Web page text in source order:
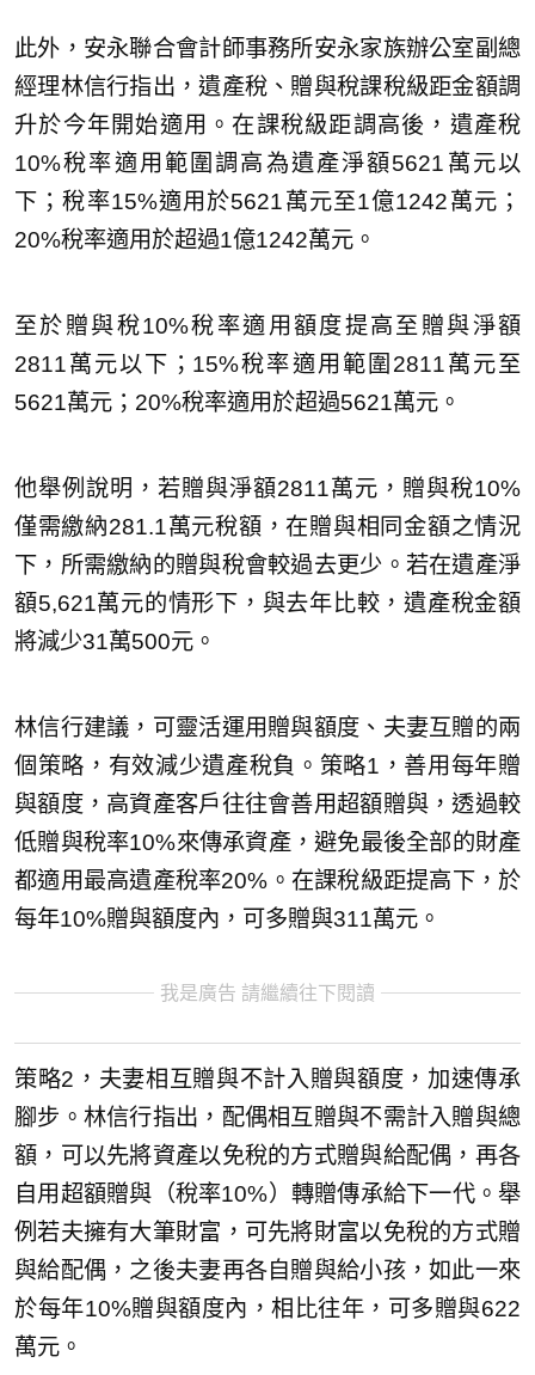
此外，安永聯合會計師事務所安永家族辦公室副總
經理林信行指出，遺產稅、贈與稅課稅級距金額調
升於今年開始適用。在課稅級距調高後，遺產稅
10%稅率適用範圍調高為遺產淨額5621萬元以
下；稅率15%適用於5621萬元至1億1242萬元；
20%稅率適用於超過1億1242萬元。
至於贈與稅10%稅率適用額度提高至贈與淨額
2811萬元以下；15%稅率適用範圍2811萬元至
5621萬元；20%稅率適用於超過5621萬元。
他舉例說明，若贈與淨額2811萬元，贈與稅10%
僅需繳納281.1萬元稅額，在贈與相同金額之情況
下，所需繳納的贈與稅會較過去更少。若在遺產淨
額5,621萬元的情形下，與去年比較，遺產稅金額
將減少31萬500元。
林信行建議，可靈活運用贈與額度、夫妻互贈的兩
個策略，有效減少遺產稅負。策略1，善用每年贈
與額度，高資產客戶往往會善用超額贈與，透過較
低贈與稅率10%來傳承資產，避免最後全部的財產
都適用最高遺產稅率20%。在課稅級距提高下，於
每年10%贈與額度內，可多贈與311萬元。
我是廣告 請繼續往下閱讀
策略2，夫妻相互贈與不計入贈與額度，加速傳承
腳步。林信行指出，配偶相互贈與不需計入贈與總
額，可以先將資產以免稅的方式贈與給配偶，再各
自用超額贈與（稅率10%）轉贈傳承給下一代。舉
例若夫擁有大筆財富，可先將財富以免稅的方式贈
與給配偶，之後夫妻再各自贈與給小孩，如此一來
於每年10%贈與額度內，相比往年，可多贈與622
萬元。